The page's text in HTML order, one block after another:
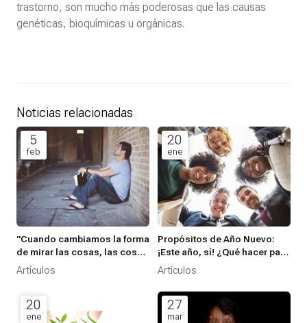
trastorno, son mucho más poderosas que las causas
genéticas, bioquímicas u orgánicas.
Noticias relacionadas
5
feb
"Cuando cambiamos la forma
de mirar las cosas, las cosas
que miramos cambian” –
Artículos
20
ene
Propósitos de Año Nuevo:
¡Este año, sí! ¿Qué hacer para
que, a diferencia de lo que
propósitos de Año Nuevo?
Artículos
20
ene
27
mar